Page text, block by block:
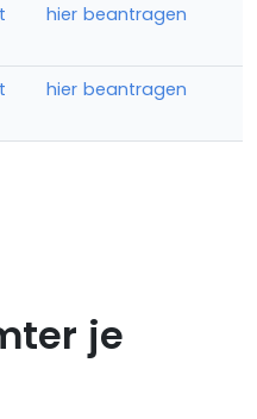
hier beantragen
hier beantragen
je